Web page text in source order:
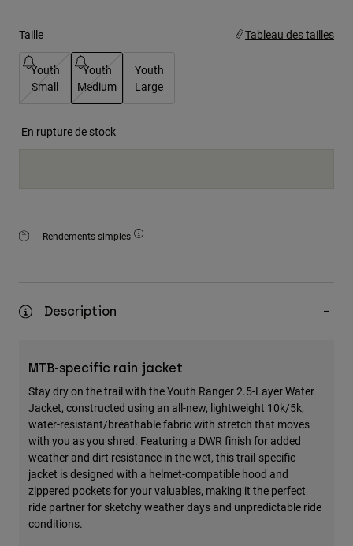
Taille Tableau des tailles
Youth
Small
Youth
Medium
Youth
Large
En rupture de stock
Rendements simples
Description
MTB-specific rain jacket
Stay dry on the trail with the Youth Ranger 2.5-Layer Water
Jacket, constructed using an all-new, lightweight 10k/5k,
water-resistant/breathable fabric with stretch that moves
with you as you shred. Featuring a DWR finish for added
weather and dirt resistance in the wet, this trail-specific
jacket is designed with a helmet-compatible hood and
zippered pockets for your valuables, making it the perfect
ride partner for sketchy weather days and unpredictable ride
conditions.